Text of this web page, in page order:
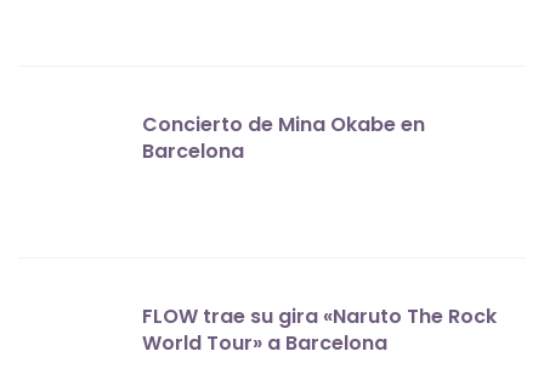
Concierto de Mina Okabe en
Barcelona
FLOW trae su gira «Naruto The Rock
World Tour» a Barcelona